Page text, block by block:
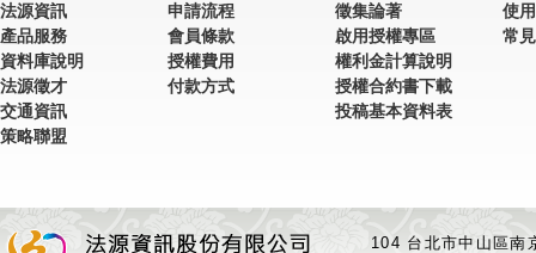
法源資訊
產品服務
資料庫說明
法源徵才
交通資訊
策略聯盟
申請流程
會員條款
授權費用
付款方式
徵集論著
啟用授權專區
權利金計算說明
授權合約書下載
投稿基本資料表
使
常
104 台北市中山區